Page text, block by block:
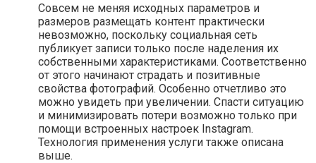
Совсем не меняя исходных параметров и
размеров размещать контент практически
невозможно, поскольку социальная сеть
публикует записи только после наделения их
собственными характеристиками. Соответственно
от этого начинают страдать и позитивные
свойства фотографий. Особенно отчетливо это
можно увидеть при увеличении. Спасти ситуацию
и минимизировать потери возможно только при
помощи встроенных настроек Instagram.
Технология применения услуги также описана
выше.